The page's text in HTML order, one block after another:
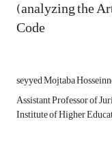
(analyzing the
Code
seyyed Mojtaba
Assistant Professor of
Institute of Higher